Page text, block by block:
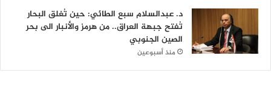
د. عبدالسلام سبع الطائي: حين تُغلق البحار
تُفتح جبهة العراق.. من هرمز والأنبار الى بحر
الصين الجنوبي
منذ أسبوعين